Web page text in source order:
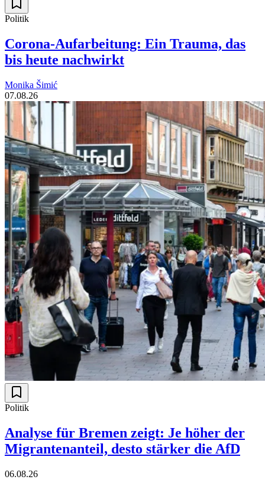
Politik
Corona-Aufarbeitung: Ein Trauma, das
bis heute nachwirkt
Monika Šimić
07.08.26
Politik
Analyse für Bremen zeigt: Je höher der
Migrantenanteil, desto stärker die AfD
06.08.26